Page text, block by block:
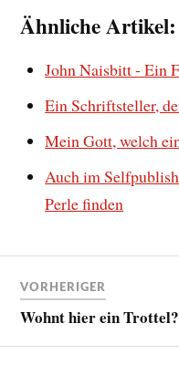
Ähnliche Artikel:
John Naisbitt - Ein
Ein Schriftsteller,
Mein Gott, welch
Auch im
Perle finden
VORHERIGER
Wohnt hier ein Trottel?